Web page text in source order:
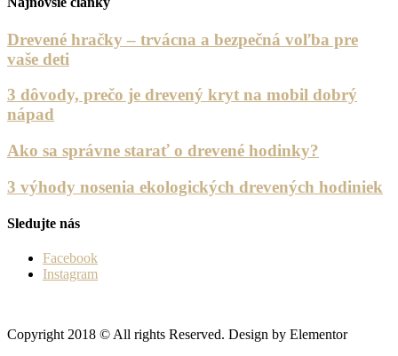
Drevené hračky – trvácna a bezpečná voľba pre
vaše deti
3 dôvody, prečo je drevený kryt na mobil dobrý
nápad
Ako sa správne starať o drevené hodinky?
3 výhody nosenia ekologických drevených hodiniek
Sledujte nás
Facebook
Instagram
Copyright 2018 © All rights Reserved. Design by Elementor